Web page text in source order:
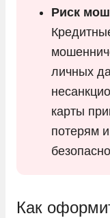
Риск
личных
карты
потерям
Как